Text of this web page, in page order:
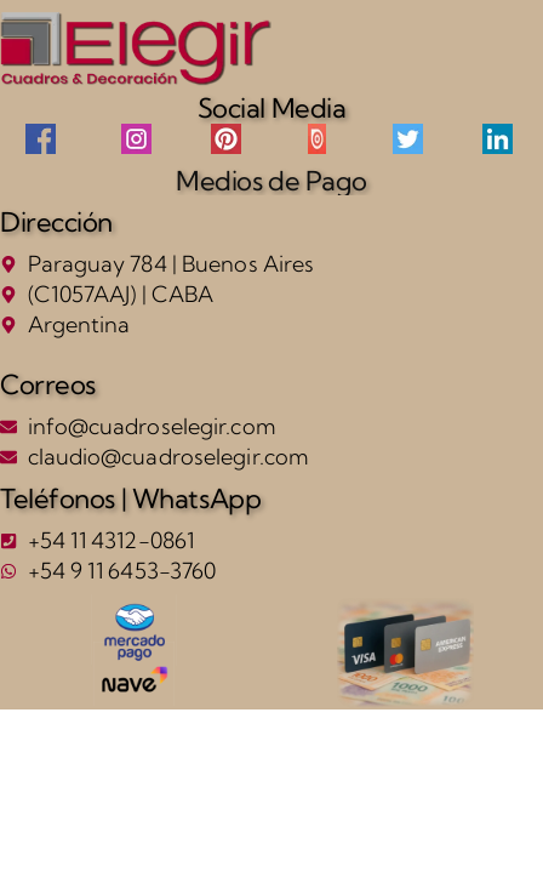
Social Media
Medios de Pago
Dirección
Paraguay 784 | Buenos Aires
(C1057AAJ) | CABA
Argentina
Correos
info@cuadroselegir.com
claudio@cuadroselegir.com
Teléfonos | WhatsApp
+54 11 4312-0861
+54 9 11 6453-3760